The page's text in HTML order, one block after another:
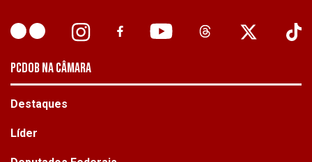
PCDOB NA CÂMARA
Destaques
Líder